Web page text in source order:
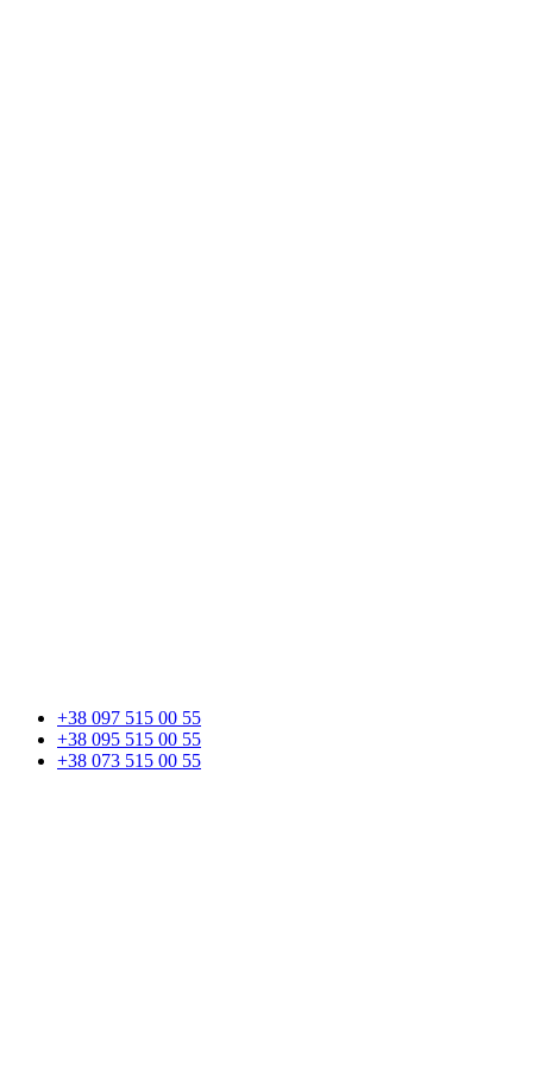
+38 097 515 00 55
+38 095 515 00 55
+38 073 515 00 55